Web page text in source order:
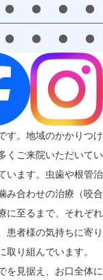
● ● ● ●
● ● ● ●
す。地域のかかりつけ
くご来院いただいてい
います。虫歯や根管治
み合わせの治療（咬合
に至るまで、それぞれ
患者様の気持ちに寄り
り組んでいます。
を見据え、お口全体に